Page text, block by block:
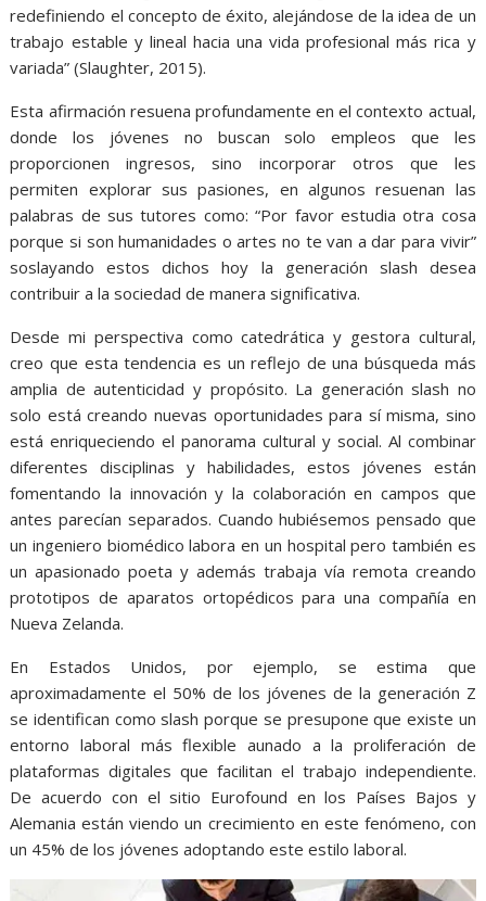
redefiniendo el concepto de éxito, alejándose de la idea de un
trabajo estable y lineal hacia una vida profesional más rica y
variada” (Slaughter, 2015).
Esta afirmación resuena profundamente en el contexto actual,
donde los jóvenes no buscan solo empleos que les
proporcionen ingresos, sino incorporar otros que les
permiten explorar sus pasiones, en algunos resuenan las
palabras de sus tutores como: “Por favor estudia otra cosa
porque si son humanidades o artes no te van a dar para vivir”
soslayando estos dichos hoy la generación slash desea
contribuir a la sociedad de manera significativa.
Desde mi perspectiva como catedrática y gestora cultural,
creo que esta tendencia es un reflejo de una búsqueda más
amplia de autenticidad y propósito. La generación slash no
solo está creando nuevas oportunidades para sí misma, sino
está enriqueciendo el panorama cultural y social. Al combinar
diferentes disciplinas y habilidades, estos jóvenes están
fomentando la innovación y la colaboración en campos que
antes parecían separados. Cuando hubiésemos pensado que
un ingeniero biomédico labora en un hospital pero también es
un apasionado poeta y además trabaja vía remota creando
prototipos de aparatos ortopédicos para una compañía en
Nueva Zelanda.
En Estados Unidos, por ejemplo, se estima que
aproximadamente el 50% de los jóvenes de la generación Z
se identifican como slash porque se presupone que existe un
entorno laboral más flexible aunado a la proliferación de
plataformas digitales que facilitan el trabajo independiente.
De acuerdo con el sitio Eurofound en los Países Bajos y
Alemania están viendo un crecimiento en este fenómeno, con
un 45% de los jóvenes adoptando este estilo laboral.